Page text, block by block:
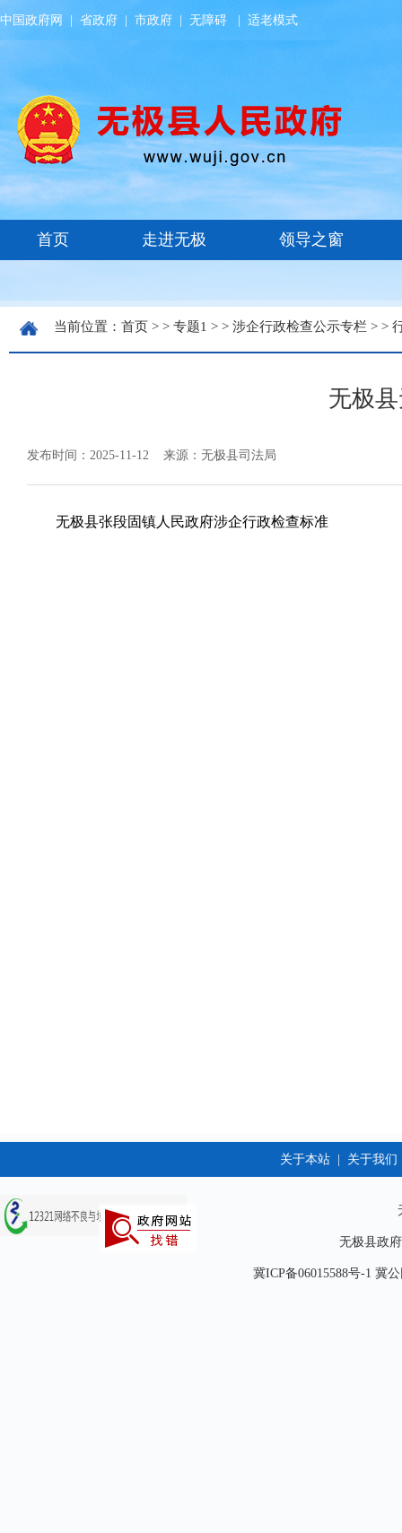
中国政府网 省政府 市政府 无障碍 适老模式
当前位置： 首页 > > 专题1 > > 涉企行政检查公示专栏 > >
无极
发布时间：2025-11-12 来源：无极县司法局
无极县张段固镇人民政府涉企行政检查标准